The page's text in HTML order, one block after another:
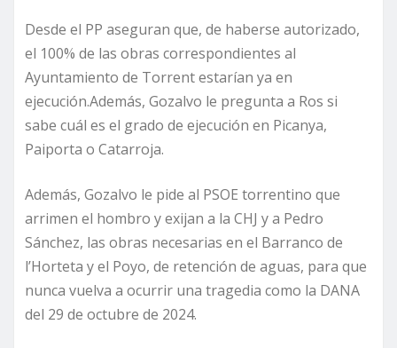
Desde el PP aseguran que, de haberse autorizado,
el 100% de las obras correspondientes al
Ayuntamiento de Torrent estarían ya en
ejecución.Además, Gozalvo le pregunta a Ros si
sabe cuál es el grado de ejecución en Picanya,
Paiporta o Catarroja.
Además, Gozalvo le pide al PSOE torrentino que
arrimen el hombro y exijan a la CHJ y a Pedro
Sánchez, las obras necesarias en el Barranco de
l’Horteta y el Poyo, de retención de aguas, para que
nunca vuelva a ocurrir una tragedia como la DANA
del 29 de octubre de 2024.